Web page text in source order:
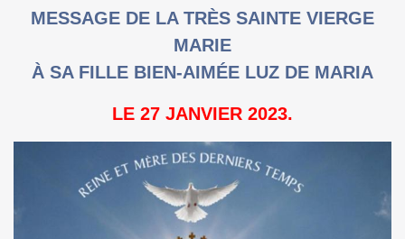
MESSAGE DE LA TRÈS SAINTE VIERGE
MARIE
À SA FILLE BIEN-AIMÉE LUZ DE MARIA
LE 27 JANVIER 2023.